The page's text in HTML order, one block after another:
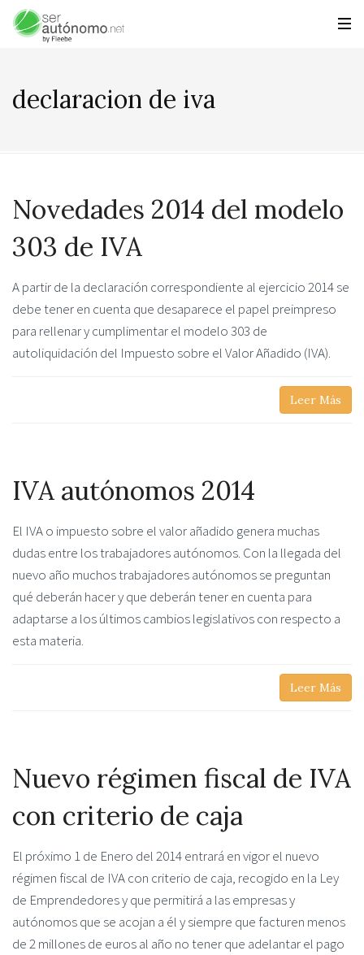
declaracion de iva
Novedades 2014 del modelo
303 de IVA
A partir de la declaración correspondiente al ejercicio 2014 se
debe tener en cuenta que desaparece el papel preimpreso
para rellenar y cumplimentar el modelo 303 de
autoliquidación del Impuesto sobre el Valor Añadido (IVA).
Leer Más
IVA autónomos 2014
El IVA o impuesto sobre el valor añadido genera muchas
dudas entre los trabajadores autónomos. Con la llegada del
nuevo año muchos trabajadores autónomos se preguntan
qué deberán hacer y que deberán tener en cuenta para
adaptarse a los últimos cambios legislativos con respecto a
esta materia.
Leer Más
Nuevo régimen fiscal de IVA
con criterio de caja
El próximo 1 de Enero del 2014 entrará en vigor el nuevo
régimen fiscal de IVA con criterio de caja, recogido en la Ley
de Emprendedores y que permitirá a las empresas y
autónomos que se acojan a él y siempre que facturen menos
de 2 millones de euros al año no tener que adelantar el pago